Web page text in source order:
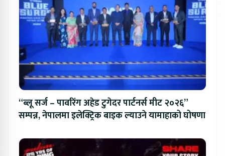
“ब्लू सर्ज – पावरिंग अहेड टुगेदर पार्टनर्स मीट २०२६”
सम्पन्न, नेपालमा इलेक्ट्रिक बाइक ल्याउने यामाहाको घोषणा